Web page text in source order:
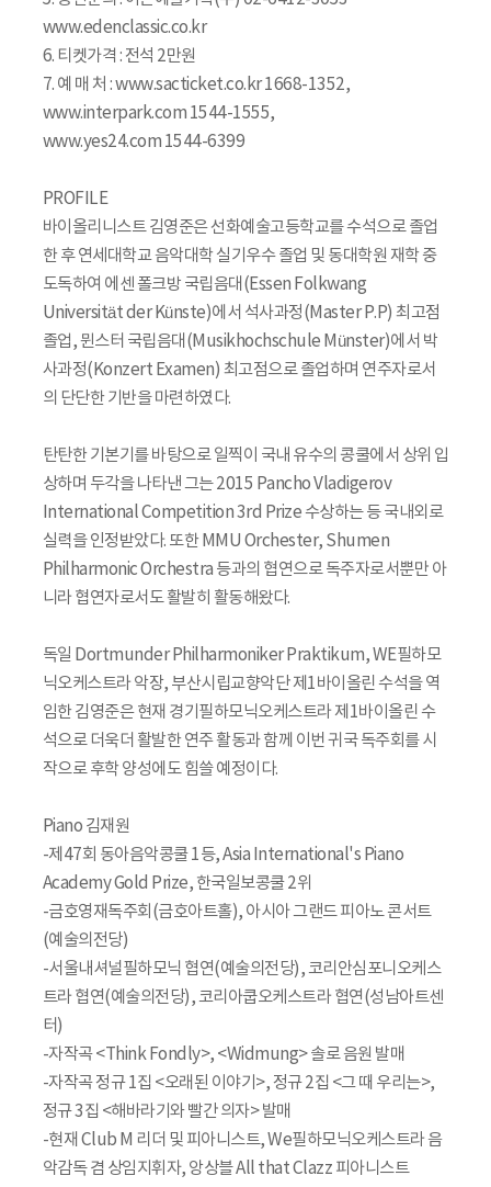
www.edenclassic.co.kr
6. 티켓가격 : 전석 2만원
7. 예 매 처 : www.sacticket.co.kr 1668-1352,
www.interpark.com 1544-1555,
www.yes24.com 1544-6399
PROFILE
바이올리니스트 김영준은 선화예술고등학교를 수석으로 졸업
한 후 연세대학교 음악대학 실기우수 졸업 및 동대학원 재학 중
도독하여 에센 폴크방 국립음대(Essen Folkwang
Universität der Künste)에서 석사과정(Master P.P) 최고점
졸업, 뮌스터 국립음대(Musikhochschule Münster)에서 박
사과정(Konzert Examen) 최고점으로 졸업하며 연주자로서
의 단단한 기반을 마련하였다.
탄탄한 기본기를 바탕으로 일찍이 국내 유수의 콩쿨에서 상위 입
상하며 두각을 나타낸 그는 2015 Pancho Vladigerov
International Competition 3rd Prize 수상하는 등 국내외로
실력을 인정받았다. 또한 MMU Orchester, Shumen
Philharmonic Orchestra 등과의 협연으로 독주자로서뿐만 아
니라 협연자로서도 활발히 활동해왔다.
독일 Dortmunder Philharmoniker Praktikum, WE필하모
닉오케스트라 악장, 부산시립교향악단 제1바이올린 수석을 역
임한 김영준은 현재 경기필하모닉오케스트라 제1바이올린 수
석으로 더욱더 활발한 연주 활동과 함께 이번 귀국 독주회를 시
작으로 후학 양성에도 힘쓸 예정이다.
Piano 김재원
-제47회 동아음악콩쿨 1등, Asia International's Piano
Academy Gold Prize, 한국일보콩쿨 2위
-금호영재독주회(금호아트홀), 아시아 그랜드 피아노 콘서트
(예술의전당)
-서울내셔널필하모닉 협연(예술의전당), 코리안심포니오케스
트라 협연(예술의전당), 코리아쿱오케스트라 협연(성남아트센
터)
-자작곡 <Think Fondly>, <Widmung> 솔로 음원 발매
-자작곡 정규 1집 <오래된 이야기>, 정규 2집 <그 때 우리는>,
정규 3집 <해바라기와 빨간 의자> 발매
-현재 Club M 리더 및 피아니스트, We필하모닉오케스트라 음
악감독 겸 상임지휘자, 앙상블 All that Clazz 피아니스트